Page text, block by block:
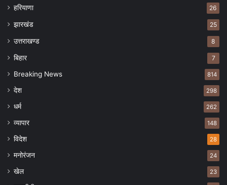
हरियाणा 26
झारखंड 25
उत्तराखण्ड 8
बिहार 7
Breaking News 814
देश 298
धर्म 262
व्यापार 148
विदेश 28
मनोरंजन 24
खेल 23